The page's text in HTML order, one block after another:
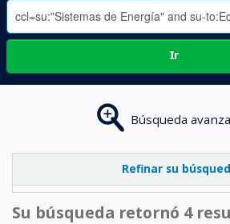
Ir
Búsqueda
Refinar su
Su búsqueda retornó 4